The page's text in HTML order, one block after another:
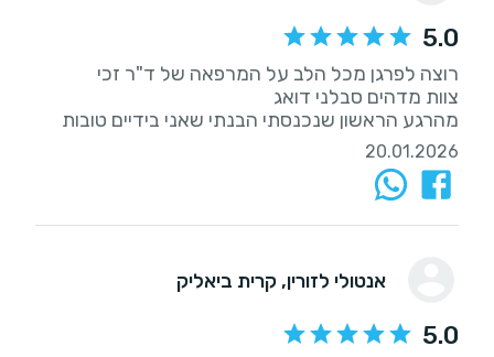
5.0
מהרגע הראשון שנכנסתי הבנתי שאני בידיים טובות
20.01.2026
אנטולי לזורין, קרית ביאליק
5.0